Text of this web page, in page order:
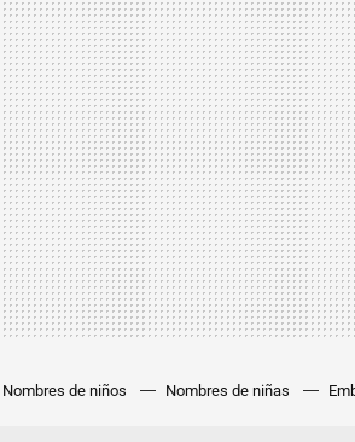
Nombres de niños Nombres de niñas